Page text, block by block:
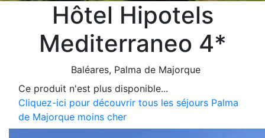
Hôtel Hipotels
Mediterraneo 4*
Baléares, Palma de Majorque
Ce produit n'est plus disponible...
Cliquez-ici pour découvrir tous les séjours Palma
de Majorque moins cher